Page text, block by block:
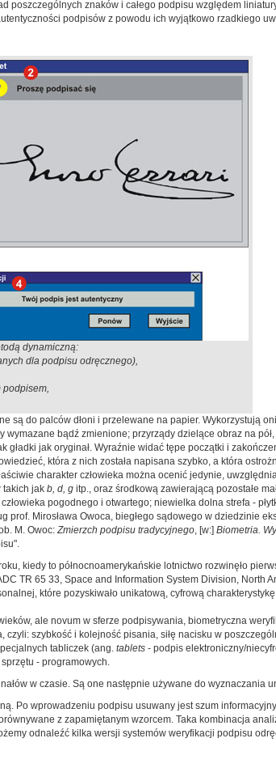
poszczególnych znaków i całego podpisu względem
podpisów z powodu ich wyjątkowo rzadkiego
dynamiczną:
dla podpisu odręcznego),
podpisem,
są do palców dłoni i przelewane na papier. Wykorzystują
bądź zmienione; przyrządy dzielące obraz na
gładki jak oryginał. Wyraźnie widać tępe początki i
która z nich została napisana szybko, a która
charakter człowieka można ocenić jedynie,
takich jak b, d, g itp., oraz środkową zawierającą pozostałe
pogodnego i otwartego; niewielka dolna strefa -
prof. Mirosława Owoca, biegłego sądowego w dziedzinie
M. Owoc:Zmierzch podpisu tradycyjnego, [w:] Biometria.
kiedy to północnoamerykańskie lotnictwo rozwinęło
TR 65 33, Space and Information System Division, North
które pozyskiwało unikatową, cyfrową
ale novum w sferze podpisywania, biometryczna
szybkość i kolejność pisania, siłę nacisku w
tabliczek (ang. tablets - podpis elektroniczny/
- programowych.
w czasie. Są one następnie używane do wyznaczania
Po wprowadzeniu podpisu usuwany jest szum
z zapamiętanym wzorcem. Taka kombinacja
odnaleźć kilka wersji systemów weryfikacji podpisu